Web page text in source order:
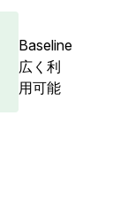
Baseline
広く利
用可能